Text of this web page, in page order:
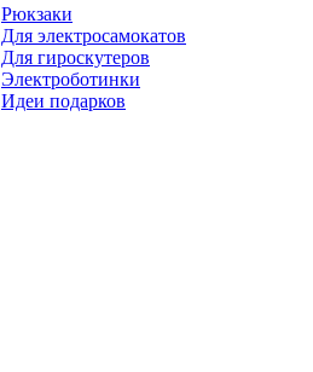
Рюкзаки
Для электросамокатов
Для гироскутеров
Электроботинки
Идеи подарков